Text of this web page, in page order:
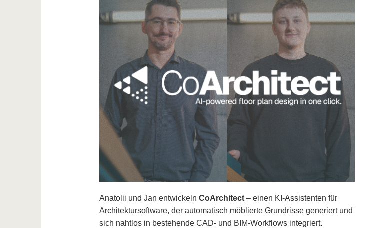
Anatolii und Jan entwickeln CoArchitect– einen KI-Assistenten für
Architektursoftware, der automatisch möblierte Grundrisse generiert und
sich nahtlos in bestehende CAD- und BIM-Workflows integriert.